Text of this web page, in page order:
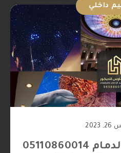
داخلي
ديكور سقف روز الدمام 05110860014